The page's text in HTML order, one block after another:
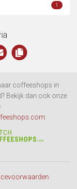
1
coffeeshops in
Bekijk dan ook onze
: